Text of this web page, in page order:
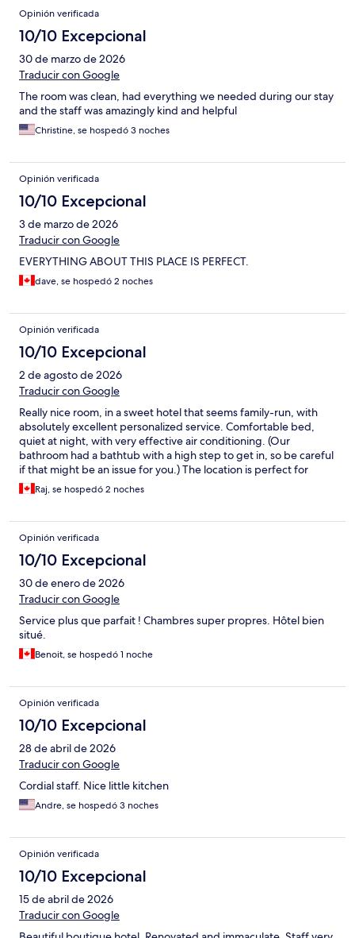
Opinión verificada
10/10 Excepcional
30 de marzo de 2026
Traducir con Google
The room was clean, had everything we needed during our stay
and the staff was amazingly kind and helpful
Christine, se hospedó 3 noches
Opinión verificada
10/10 Excepcional
3 de marzo de 2026
Traducir con Google
EVERYTHING ABOUT THIS PLACE IS PERFECT.
dave, se hospedó 2 noches
Opinión verificada
10/10 Excepcional
2 de agosto de 2026
Traducir con Google
Really nice room, in a sweet hotel that seems family-run, with
absolutely excellent personalized service. Comfortable bed,
quiet at night, with very effective air conditioning. (Our
bathroom had a bathtub with a high step to get in, so be careful
if that might be an issue for you.) The location is perfect for
exploring the nearby restaurants (we ate next door at Blue Nile -
delicious! - and L’Express, just down the street), the shopping
Montreal as well. Overall, very highly recommended, and I hope
we visit Montreal again soon so we can stay here again.
Raj, se hospedó 2 noches
Opinión verificada
10/10 Excepcional
30 de enero de 2026
Traducir con Google
Service plus que parfait ! Chambres super propres. Hôtel bien
situé.
Benoit, se hospedó 1 noche
Opinión verificada
10/10 Excepcional
28 de abril de 2026
Traducir con Google
Cordial staff. Nice little kitchen
Andre, se hospedó 3 noches
Opinión verificada
10/10 Excepcional
15 de abril de 2026
Traducir con Google